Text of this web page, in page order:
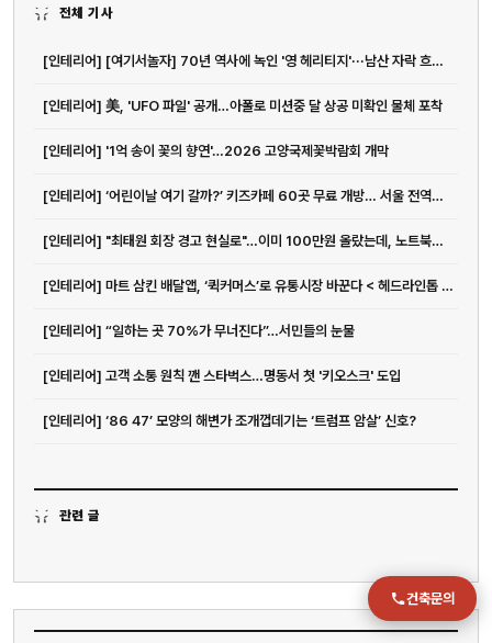
전체 기사
[인테리어] [여기서놀자] 70년 역사에 녹인 '영 헤리티지'···남산 자락 흐르는 앰...
[인테리어] 美, 'UFO 파일' 공개…아폴로 미션중 달 상공 미확인 물체 포착
[인테리어] '1억 송이 꽃의 향연'…2026 고양국제꽃박람회 개막
[인테리어] ‘어린이날 여기 갈까?’ 키즈카페 60곳 무료 개방… 서울 전역이 놀이...
[인테리어] "최태원 회장 경고 현실로"…이미 100만원 올랐는데, 노트북값 더 오른다고?
[인테리어] 마트 삼킨 배달앱, ‘퀵커머스’로 유통시장 바꾼다 < 헤드라인톱 <...
[인테리어] “일하는 곳 70%가 무너진다”…서민들의 눈물
[인테리어] 고객 소통 원칙 깬 스타벅스…명동서 첫 '키오스크' 도입
[인테리어] ‘86 47’ 모양의 해변가 조개껍데기는 ‘트럼프 암살’ 신호?
관련 글
건축문의
051-711-2397
이메일
부산 강서구 명지국제2로 41